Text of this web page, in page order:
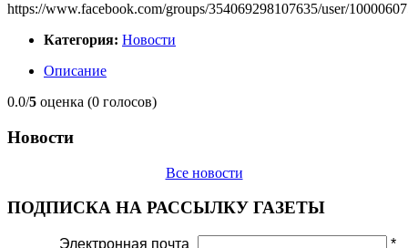
https://www.facebook.com/groups/354069298107635/user/
Категория: Новости
Описание
0.0/5 оценка (0 голосов)
Новости
Все новости
ПОДПИСКА НА РАССЫЛКУ ГАЗЕТЫ
Электронная почта *